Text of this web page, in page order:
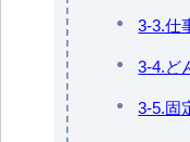
3-3.仕
3-4.ど
3-5.固